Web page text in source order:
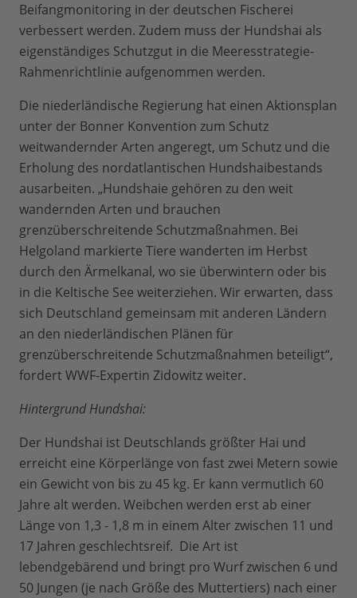
Beifangmonitoring in der deutschen Fischerei
verbessert werden. Zudem muss der Hundshai als
eigenständiges Schutzgut in die Meeresstrategie-
Rahmenrichtlinie aufgenommen werden.
Die niederländische Regierung hat einen Aktionsplan
unter der Bonner Konvention zum Schutz
weitwandernder Arten angeregt, um Schutz und die
Erholung des nordatlantischen Hundshaibestands
ausarbeiten. „Hundshaie gehören zu den weit
wandernden Arten und brauchen
grenzüberschreitende Schutzmaßnahmen. Bei
Helgoland markierte Tiere wanderten im Herbst
durch den Ärmelkanal, wo sie überwintern oder bis
in die Keltische See weiterziehen. Wir erwarten, dass
sich Deutschland gemeinsam mit anderen Ländern
an den niederländischen Plänen für
grenzüberschreitende Schutzmaßnahmen beteiligt“,
fordert WWF-Expertin Zidowitz weiter.
Hintergrund Hundshai:
Der Hundshai ist Deutschlands größter Hai und
erreicht eine Körperlänge von fast zwei Metern sowie
ein Gewicht von bis zu 45 kg. Er kann vermutlich 60
Jahre alt werden. Weibchen werden erst ab einer
Länge von 1,3 - 1,8 m in einem Alter zwischen 11 und
17 Jahren geschlechtsreif. Die Art ist
lebendgebärend und bringt pro Wurf zwischen 6 und
50 Jungen (je nach Größe des Muttertiers) nach einer